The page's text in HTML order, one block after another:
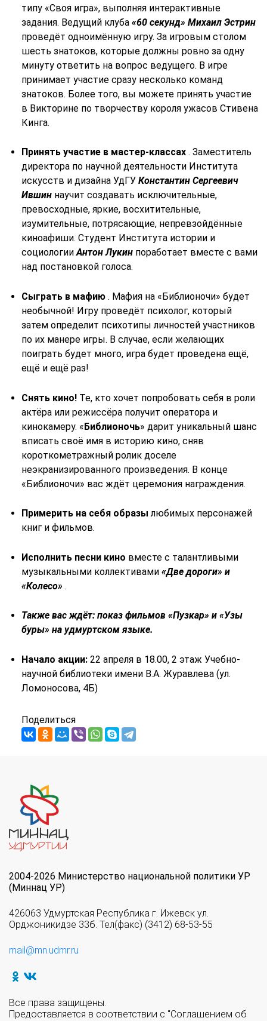
типу «Своя игра», выполняя интерактивные
задания. Ведущий клуба «60 секунд» Михаил Эстрин
проведёт одноимённую игру. За игровым столом
шесть знатоков, которые должны ровно за одну
минуту ответить на вопрос ведущего. В игре
принимает участие сразу несколько команд
знатоков. Более того, вы можете принять участие
в Викторине по творчеству короля ужасов Стивена
Кинга.
Принять участие в мастер-классах . Заместитель
директора по научной деятельности Института
искусств и дизайна УдГУ Константин Сергеевич
Ившин научит создавать исключительные,
превосходные, яркие, восхитительные,
изумительные, потрясающие, непревзойдённые
киноафиши. Студент Института истории и
социологииАнтон Лукин поработает вместе с вами
над постановкой голоса.
Сыграть в мафию . Мафия на «Библионочи» будет
необычной! Игру проведёт психолог, который
затем определит психотипы личностей участников
по их манере игры. В случае, если желающих
поиграть будет много, игра будет проведена ещё,
ещё и ещё раз!
Снять кино! Те, кто хочет попробовать себя в роли
актёра или режиссёра получит оператора и
кинокамеру. «Библионочь» дарит уникальный шанс
вписать своё имя в историю кино, сняв
короткометражный ролик доселе
неэкранизированного произведения. В конце
«Библионочи» вас ждёт церемония награждения.
Примерить на себя образылюбимых персонажей
книг и фильмов.
Исполнить песни кино вместе с талантливыми
музыкальными коллективами «Две дороги» и
«Колесо» .
Также вас ждёт: показ фильмов «Пузкар» и «Узы
буры» на удмуртском языке.
Начало акции:22 апреля в 18.00, 2 этаж Учебно-
научной библиотеки имени В.А. Журавлева (ул.
Ломоносова, 4Б)
Поделиться
2004-2026 Министерство национальной политики УР
(Миннац УР)
426063 Удмуртская Республика г. Ижевск ул.
Орджоникидзе 33б. Тел(факс) (3412) 68-53-55
mail@mn.udmr.ru
Все права защищены.
Предоставляется в соответствии с "Соглашением об